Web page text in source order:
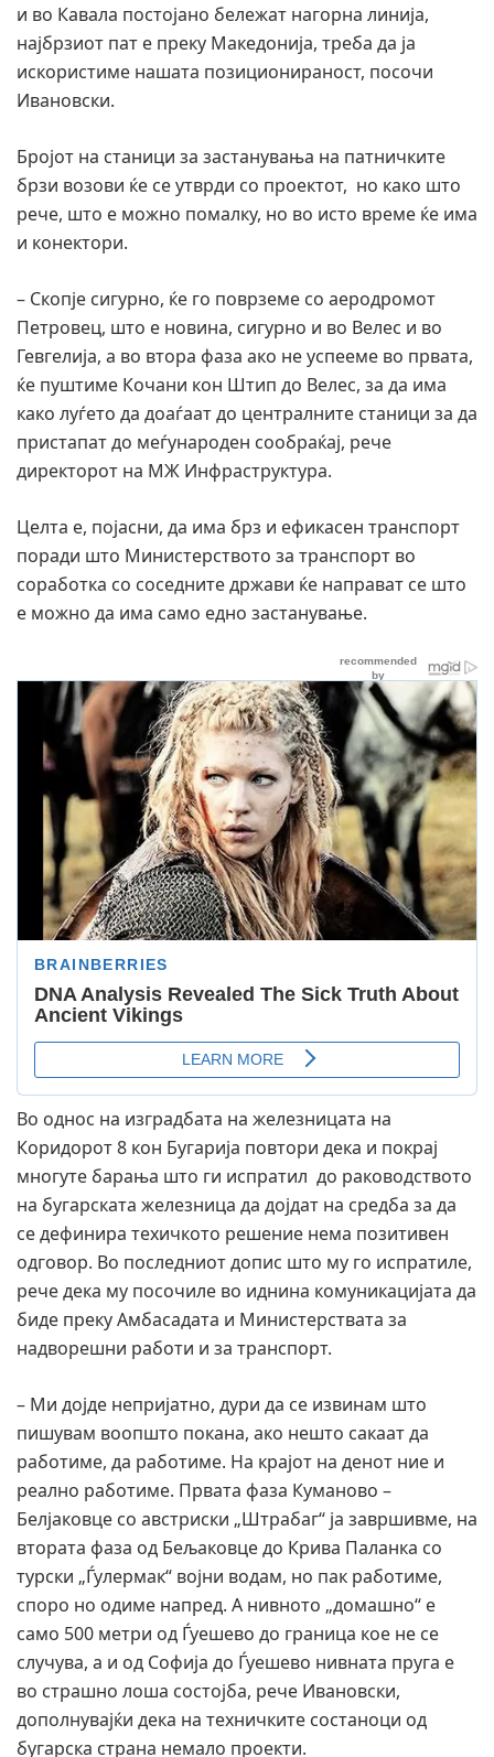
и во Кавала постојано бележат нагорна линија,
најбрзиот пат е преку Македонија, треба да ја
искористиме нашата позиционираност, посочи
Ивановски.
Бројот на станици за застанувања на патничките
брзи возови ќе се утврди со проектот, но како што
рече, што е можно помалку, но во исто време ќе има
и конектори.
– Скопје сигурно, ќе го поврземе со аеродромот
Петровец, што е новина, сигурно и во Велес и во
Гевгелија, а во втора фаза ако не успееме во првата,
ќе пуштиме Кочани кон Штип до Велес, за да има
како луѓето да доаѓаат до централните станици за да
пристапат до меѓународен сообраќај, рече
директорот на МЖ Инфраструктура.
Целта е, појасни, да има брз и ефикасен транспорт
поради што Министерството за транспорт во
соработка со соседните држави ќе направат се што
е можно да има само едно застанување.
Во однос на изградбата на железницата на
Коридорот 8 кон Бугарија повтори дека и покрај
многуте барања што ги испратил до раководството
на бугарската железница да дојдат на средба за да
се дефинира техичкото решение нема позитивен
одговор. Во последниот допис што му го испратиле,
рече дека му посочиле во иднина комуникацијата да
биде преку Амбасадата и Министерствата за
надворешни работи и за транспорт.
– Ми дојде непријатно, дури да се извинам што
пишувам воопшто покана, ако нешто сакаат да
работиме, да работиме. На крајот на денот ние и
реално работиме. Првата фаза Куманово –
Белјаковце со австриски „Штрабаг“ ја завршивме, на
втората фаза од Бељаковце до Крива Паланка со
турски „Ѓулермак“ војни водам, но пак работиме,
споро но одиме напред. А нивното „домашно“ е
само 500 метри од Ѓуешево до граница кое не се
случува, а и од Софија до Ѓуешево нивната пруга е
во страшно лоша состојба, рече Ивановски,
дополнувајќи дека на техничките состаноци од
бугарска страна немало проекти.